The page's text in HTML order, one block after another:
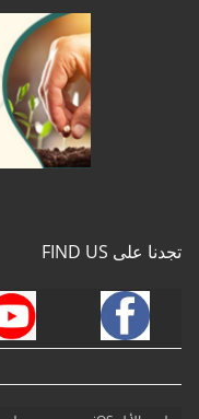
تجدنا على FIND US